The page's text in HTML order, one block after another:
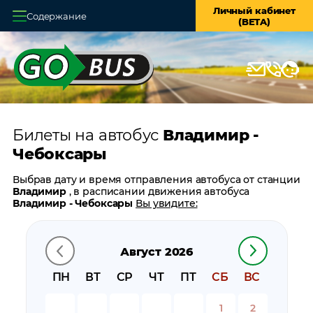
Содержание
Личный кабинет
(BETA)
Главная
О системе
Оплата и доставка
Возврат билетов
Заказ автобуса
Контакты
Билеты на автобус Владимир -
Чебоксары
Август 2026
ПН
ВТ СР ЧТ ПТ СБ ВС
1 2
Выбрав дату и время отправления автобуса от станции
Владимир , в расписании движения автобуса
Владимир - Чебоксары Вы увидите:
время прибытия
время в пути
цену билета